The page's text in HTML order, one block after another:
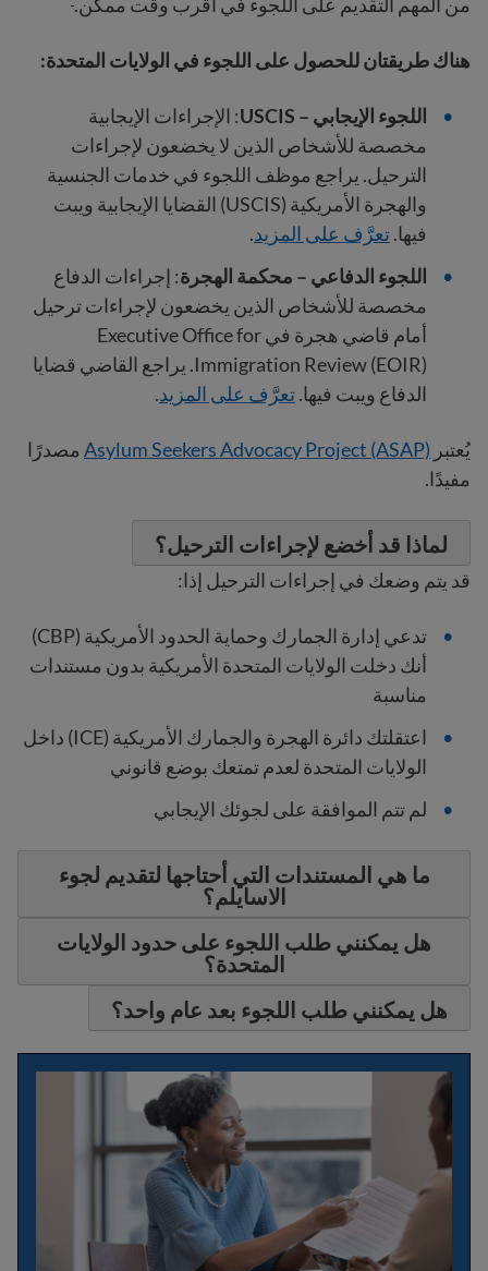
هناك طريقتان للحصول على اللجوء في الولايات المتحدة:
اللجوء الإيجابي – USCIS
: الإجراءات الإيجابية
مخصصة للأشخاص الذين لا يخضعون لإجراءات
الترحيل. يراجع موظف اللجوء في خدمات الجنسية
والهجرة الأمريكية (USCIS) القضايا الإيجابية ويبت
فيها.تعرَّف على المزيد.
اللجوء الدفاعي – محكمة الهجرة: إجراءات الدفاع
مخصصة للأشخاص الذين يخضعون لإجراءات ترحيل
أمام قاضي هجرة في Executive Office for
Immigration Review (EOIR). يراجع القاضي قضايا
الدفاع ويبت فيها.تعرَّف على المزيد.
يُعتبر Asylum Seekers Advocacy Project (ASAP) مصدرًا
مفيدًا.
لماذا قد أخضع لإجراءات الترحيل؟
قد يتم وضعك في إجراءات الترحيل إذا:
تدعي إدارة الجمارك وحماية الحدود الأمريكية (CBP)
أنك دخلت الولايات المتحدة الأمريكية بدون مستندات
مناسبة
اعتقلتك دائرة الهجرة والجمارك الأمريكية (ICE) داخل
الولايات المتحدة لعدم تمتعك بوضع قانوني
لم تتم الموافقة على لجوئك الإيجابي
ما هي المستندات التي أحتاجها لتقديم لجوء
الاسايلم؟
هل يمكنني طلب اللجوء على حدود الولايات
المتحدة؟
هل يمكنني طلب اللجوء بعد عام واحد؟